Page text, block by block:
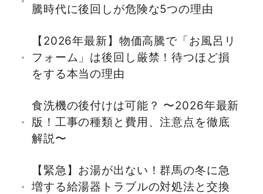
騰時代に後回しが危険な5つの理由
【2026年最新】物価高騰で「お風呂リ
フォーム」は後回し厳禁！待つほど損
をする本当の理由
食洗機の後付けは可能？ 〜2026年最新
版！工事の種類と費用、注意点を徹底
解説〜
【緊急】お湯が出ない！群馬の冬に急
増する給湯器トラブルの対処法と交換